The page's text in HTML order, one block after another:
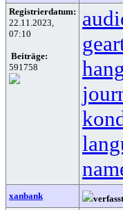
Registrierdatum:
22.11.2023,
07:10
Beiträge:
591758
xanbank